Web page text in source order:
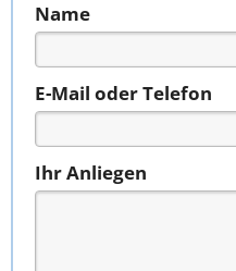
Name
E-Mail oder Telefon
Ihr Anliegen